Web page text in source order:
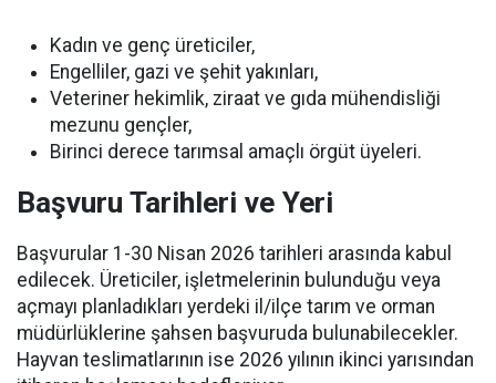
Kadın ve genç üreticiler,
Engelliler, gazi ve şehit yakınları,
Veteriner hekimlik, ziraat ve gıda mühendisliği
mezunu gençler,
Birinci derece tarımsal amaçlı örgüt üyeleri.
Başvuru Tarihleri ve Yeri
Başvurular 1-30 Nisan 2026 tarihleri arasında kabul
edilecek. Üreticiler, işletmelerinin bulunduğu veya
açmayı planladıkları yerdeki il/ilçe tarım ve orman
müdürlüklerine şahsen başvuruda bulunabilecekler.
Hayvan teslimatlarının ise 2026 yılının ikinci yarısından